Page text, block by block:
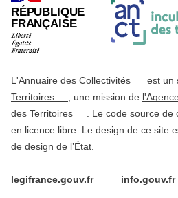
RÉPUBLIQUE
FRANÇAISE
L'Annuaire des Collectivités est un
Territoires
, une mission de
des Territoires
. Le code source de
en licence libre. Le design de ce site
de design de l’État.
legifrance.gouv.fr info.gouv.fr